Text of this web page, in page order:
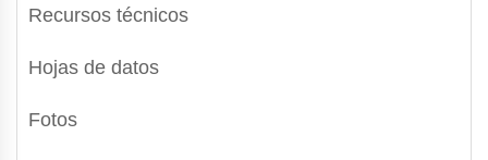
Recursos técnicos
Hojas de datos
Fotos